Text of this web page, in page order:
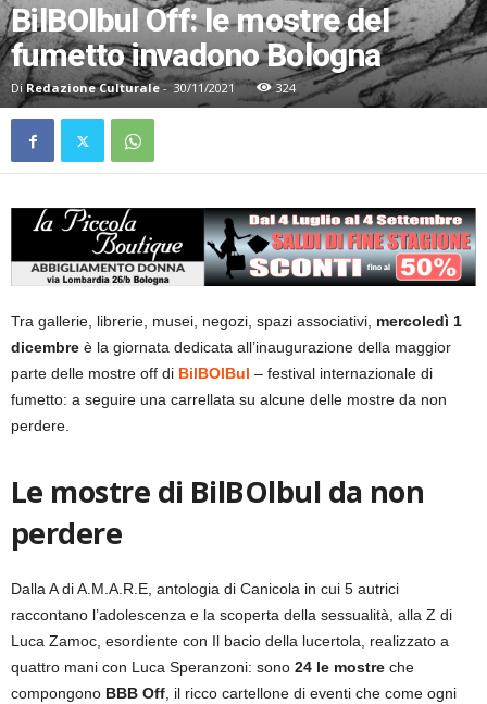
BilBOlbul Off: le mostre del
fumetto invadono Bologna
Di Redazione Culturale- 30/11/2021 324
Tra gallerie, librerie, musei, negozi, spazi associativi, mercoledì 1
dicembre è la giornata dedicata all’inaugurazione della maggior
parte delle mostre off di BilBOlBul – festival internazionale di
fumetto: a seguire una carrellata su alcune delle mostre da non
perdere.
Le mostre di BilBOlbul da non
perdere
Dalla A di A.M.A.R.E, antologia di Canicola in cui 5 autrici
raccontano l’adolescenza e la scoperta della sessualità, alla Z di
Luca Zamoc, esordiente con Il bacio della lucertola, realizzato a
quattro mani con Luca Speranzoni: sono 24 le mostre che
compongono BBB Off, il ricco cartellone di eventi che come ogni